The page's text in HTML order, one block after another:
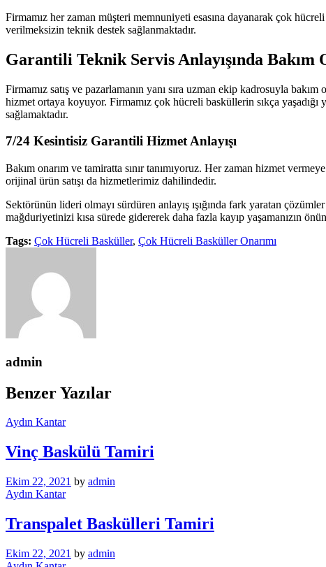
Firmamız her zaman müşteri memnuniyeti esasına dayanarak çok
verilmeksizin teknik destek sağlanmaktadır.
Garantili Teknik Servis Anlayışında Bakım
Firmamız satış ve pazarlamanın yanı sıra uzman ekip kadrosuyla
hizmet ortaya koyuyor. Firmamız çok hücreli basküllerin sıkça
sağlamaktadır.
7/24 Kesintisiz Garantili Hizmet Anlayışı
Bakım onarım ve tamiratta sınır tanımıyoruz. Her zaman hizmet
orijinal ürün satışı da hizmetlerimiz dahilindedir.
Sektörünün lideri olmayı sürdüren anlayış ışığında fark yaratan
mağduriyetinizi kısa sürede gidererek daha fazla kayıp yaşamanızın
Tags: Çok Hücreli Basküller, Çok Hücreli Basküller Onarımı
admin
Benzer Yazılar
Aydın Kantar
Vinç Baskülü Tamiri
Ekim 22, 2021 by admin
Aydın Kantar
Transpalet Baskülleri Tamiri
Ekim 22, 2021 by admin